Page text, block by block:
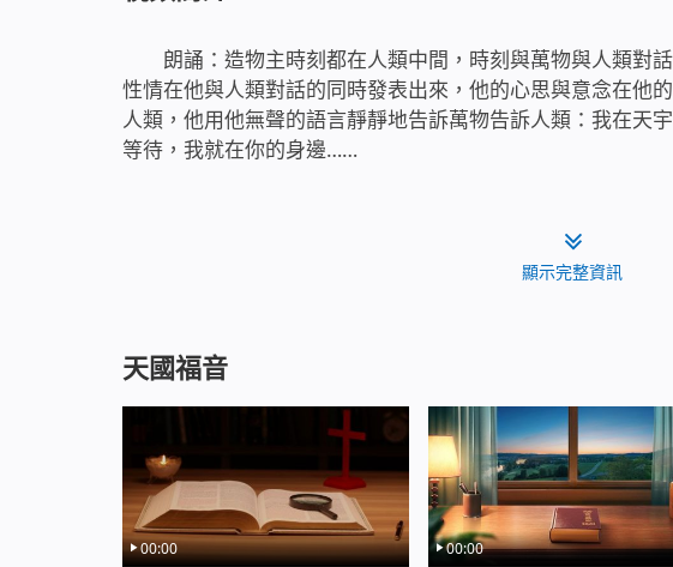
朗誦：造物主時刻都在人類中間，時刻與萬物與人類對
性情在他與人類對話的同時發表出來，他的心思與意念在他
人類，他用他無聲的語言靜靜地告訴萬物告訴人類：我在天
等待，我就在你的身邊……
真情真意，也只有造物主能施憐憫於這個人類，只有造物主
舉一動所牽引：他為人類的邪惡敗壞而怒而憂而傷；他為人
2 他為著人類遊走奔忙，為著人類靜靜地付出付出他生
一秒……他不曾懂得如何憐惜自己的生命，但他卻一直愛惜
的一切都給了這個人類……他無條件地、無償地施下他的憐
存活在他的眼目之下，存活在他生命的在他生命的供應之下
前，認得出他就是滋養人類生存、供應萬物生命的那一位。
憐這個人類，只有造物主與這個人類有難以割捨的真情真意
顯示完整資訊
天國福音
00:00 00:00